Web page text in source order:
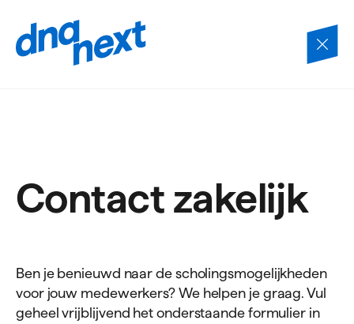
Navigatie
overslaan
Contact zakelijk
Ben je benieuwd naar de scholingsmogelijkheden
voor jouw medewerkers? We helpen je graag. Vul
geheel vrijblijvend het onderstaande formulier in